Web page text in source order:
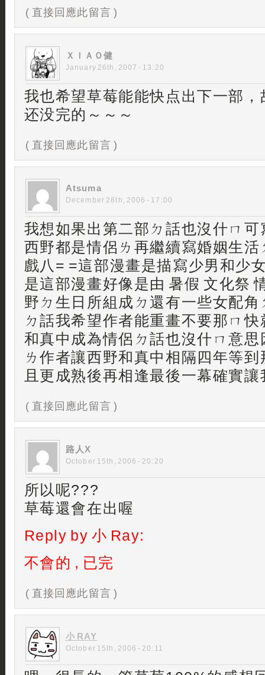
( 直接回應此留言 )
ＸＩＡＯ健
January 26th, 2007 - 13:20
我也希望草莓能能快点出下一部
还没完的～～～
( 直接回應此留言 )
Atsuma
December 28th, 2006 - 17:00
我想如果出第二部ㄉ話也沒什ㄇ
西野都是情侶ㄌ再繼續寫婚姻生
戲八= =這部漫畫是描寫少男和少
是這部漫畫好像是由 暑假 文化祭
野ㄉ生日所組成ㄉ還有一些女配
ㄉ話我希望作者能重畫不要那ㄇ
和真中成為情侶ㄉ話也沒什ㄇ意
ㄌ作者讓西野和真中相隔四年等
且更成熟後再相逢最後一幕確實
( 直接回應此留言 )
路人X
October 15th, 2006 - 20:20
所以呢???
草莓還會在出喔
Reply by 小 Ray:
不會的 , 已完
( 直接回應此留言 )
小 RAY
October 15th, 2006 - 20:11